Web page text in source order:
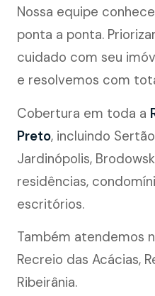
Nossa equipe
ponta a ponta.
cuidado com seu
e resolvemos com
Cobertura em toda a
Preto, incluindo
Jardinópolis,
residências,
escritórios.
Também atendemos
Recreio das Acácias,
Ribeirânia.